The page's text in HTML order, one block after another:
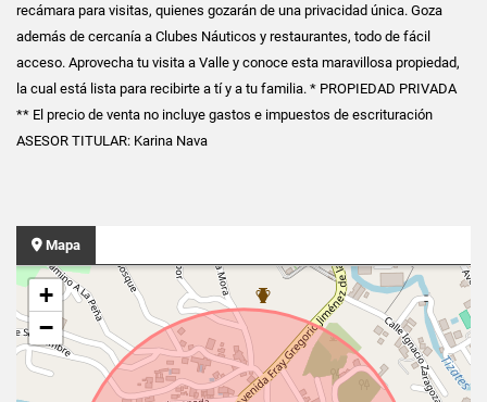
recámara para visitas, quienes gozarán de una privacidad única. Goza
además de cercanía a Clubes Náuticos y restaurantes, todo de fácil
acceso. Aprovecha tu visita a Valle y conoce esta maravillosa propiedad,
la cual está lista para recibirte a tí y a tu familia. * PROPIEDAD PRIVADA
** El precio de venta no incluye gastos e impuestos de escrituración
ASESOR TITULAR: Karina Nava
Mapa
+
−